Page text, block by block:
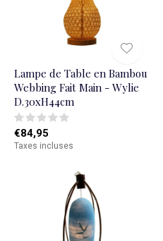
Lampe de Table en Bambou
Webbing Fait Main - Wylie
D.30xH44cm
€84,95
Taxes incluses